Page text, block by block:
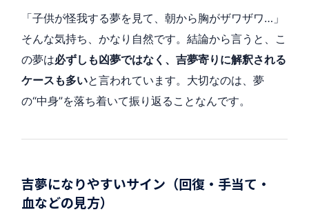
「子供が怪我する夢を見て、朝から胸がザワザワ…」
そんな気持ち、かなり自然です。結論から言うと、こ
の夢は必ずしも凶夢ではなく、吉夢寄りに解釈される
ケースも多いと言われています。大切なのは、夢
の“中身”を落ち着いて振り返ることなんです。
吉夢になりやすいサイン（回復・手当て・
血などの見方）